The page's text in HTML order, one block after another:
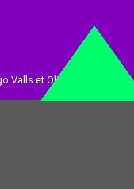
Valls et Olivier Loynet